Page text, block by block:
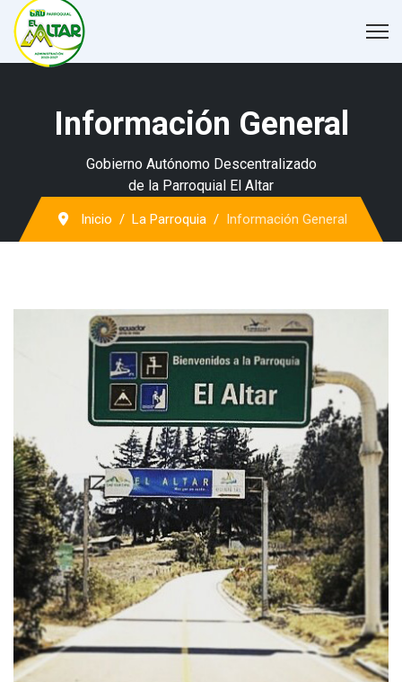
Información General
Gobierno Autónomo Descentralizado
de la Parroquial El Altar
Inicio La Parroquia Información General